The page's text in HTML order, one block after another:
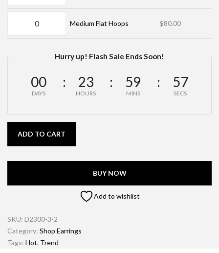
Medium Flat Hoops $80.00
Hurry up! Flash Sale Ends Soon!
00
DAYS
23
HOURS
59
MINS
57
SECS
ADD TO CART
BUY NOW
Add to wishlist
SKU: D2300-3-2
Category: Shop Earrings
Tags: Hot, Trend